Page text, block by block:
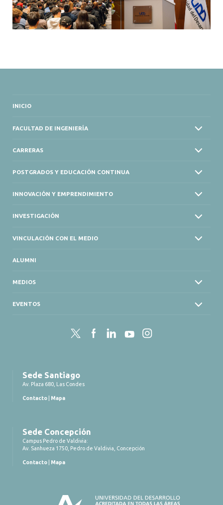
INICIO
FACULTAD DE INGENIERÍA
CARRERAS
POSTGRADOS Y EDUCACIÓN CONTINUA
INNOVACIÓN Y EMPRENDIMIENTO
INVESTIGACIÓN
VINCULACIÓN CON EL MEDIO
ALUMNI
MEDIOS
EVENTOS
Twitter FacebookLinkedInYouTubeInstagram
Sede Santiago
Av. Plaza 680, Las Condes
Contacto Mapa
Sede Concepción
Campus Pedro de Valdivia:
Av. Sanhueza 1750, Pedro de Valdivia, Concepción
Contacto Mapa